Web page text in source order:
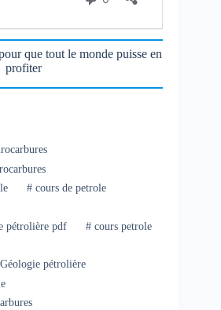
que tout le monde puisse en
profiter
#cours de petrole
pétrolière pdf #cours petrole
pétrolière